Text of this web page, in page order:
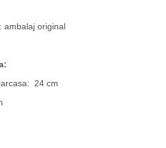
ambalaj original
24 cm